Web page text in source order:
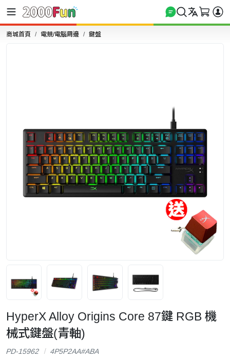
商城首頁 電競/電腦周邊 鍵盤
HyperX Alloy Origins Core 87鍵 RGB 機
械式鍵盤(青軸)
PD-15962
4P5P2AA#ABA